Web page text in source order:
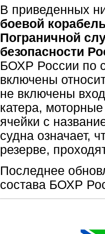
В приведенных
боевой
Пограничной
безопасности
БОХР России по
включены
не включены
катера,
ячейки с
судна означает,
резерве,
Последнее
состава БОХР